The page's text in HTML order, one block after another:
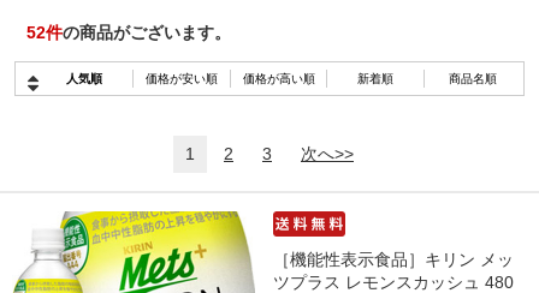
52件の商品がございます。
人気順 価格が安い順 価格が高い順 新着順 商品名順
1 2 3 次へ>>
［機能性表示食品］キリン メッ
ツプラス レモンスカッシュ 480